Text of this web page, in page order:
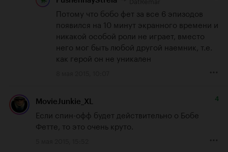
Потому что бобо фет за все 6 эпизодов
появился на 10 минут экранного времени и
никакой особой роли не играет, вместо
него мог быть любой другой наемник, т.е.
как герой он не уникален
MovieJunkie_XL 4
Если спин-офф будет действительно о Бобе
Фетте, то это очень круто.